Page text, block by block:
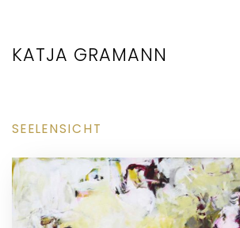
KATJA GRAMANN
SEELENSICHT